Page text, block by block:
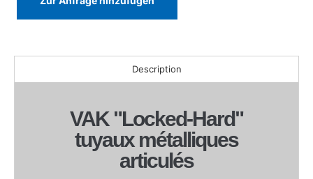
Description
VAK "Locked-Hard"
tuyaux métalliques
articulés